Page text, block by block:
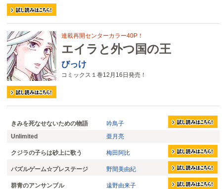
連載再開センターカラー40P！
エイラと外つ国の王
びっけ
コミックス１巻12月16日発売！
きみを死なせないための物語
吟鳥子
Unlimited
亜月亮
クジラの子らは砂上に歌う 梅田阿比
パズルゲーム☆プレステージ 野間美由紀
群青のアンサンブル 遠野由来子